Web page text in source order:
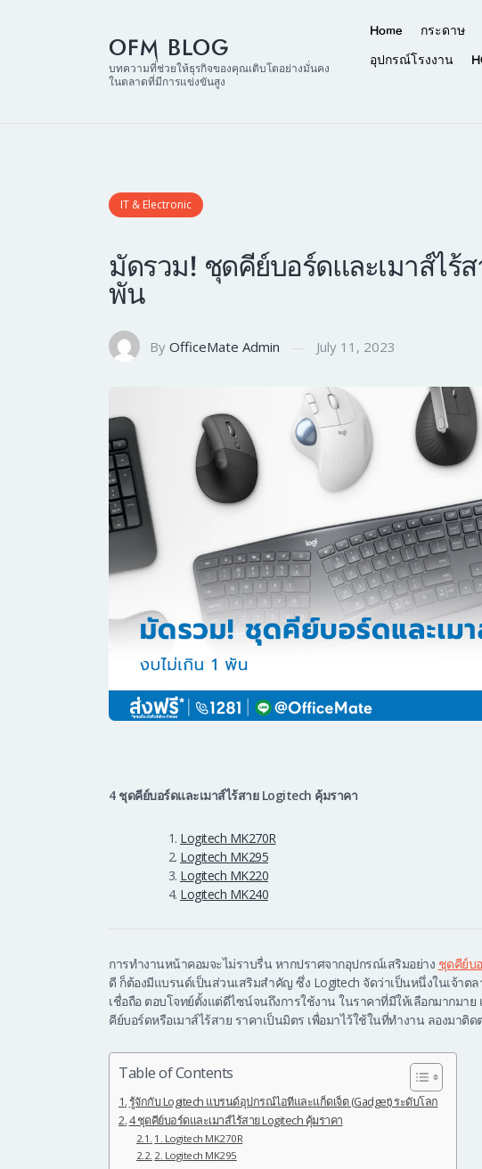
OFM BLOG
บทความที่ช่วยให้ธุรกิจของคุณเติบโตอย่างมั่นคง
ในตลาดที่มีการแข่งขันสูง
Home กระดาษ
อุปกรณ์โรงงาน
IT & Electronic
มัดรวม! ชุดคีย์บอร์ดและเมาส์ไร้ส
พัน
By OfficeMate Admin July 11, 2023
4 ชุดคีย์บอร์ดและเมาส์ไร้สาย Logitech คุ้มราคา
Logitech MK270R
Logitech MK295
Logitech MK220
Logitech MK240
การทำงานหน้าคอมจะไม่ราบรื่น หากปราศจากอุปกรณ์เสริมอย่าง ชุดคีย์บ
ดี ก็ต้องมีแบรนด์เป็นส่วนเสริมสำคัญ ซึ่ง Logitech จัดว่าเป็นหนึ่งในเจ้าต
เชื่อถือ ตอบโจทย์ตั้งแต่ดีไซน์จนถึงการใช้งาน ในราคาที่มีให้เลือกมากมา
คีย์บอร์ดหรือเมาส์ไร้สาย ราคาเป็นมิตร เพื่อมาไว้ใช้ในที่ทำงาน ลองมาติ
Table of Contents
รู้จักกับ Logitech แบรนด์อุปกรณ์ไอทีและแก็ดเจ็ต (Gadget) ระดับโลก
4 ชุดคีย์บอร์ดและเมาส์ไร้สาย Logitech คุ้มราคา
1. Logitech MK270R
2. Logitech MK295